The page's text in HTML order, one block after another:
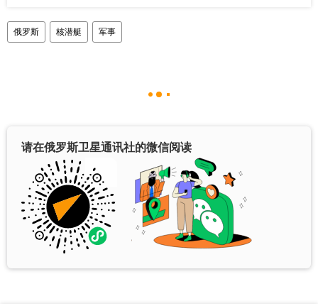
俄罗斯 核潜艇 军事
请在俄罗斯卫星通讯社的微信阅读